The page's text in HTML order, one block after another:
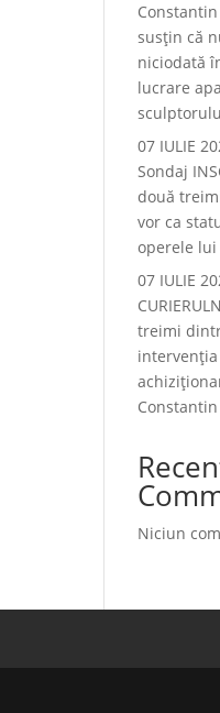
susțin că
niciodată
lucrare
07 IULIE
Sondaj
două
vor ca
operele lui
07 IULIE
treimi
Niciun